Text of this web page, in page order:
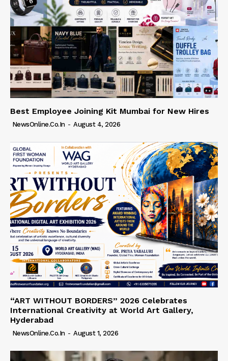
Best Employee Joining Kit Mumbai for New Hires
NewsOnline.co.in - August 4, 2026
“ART WITHOUT BORDERS” 2026 Celebrates
International Creativity at World Art Gallery,
Hyderabad
NewsOnline.co.in - August 1, 2026